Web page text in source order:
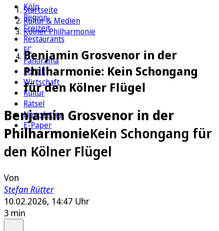
Köln
Region
Freizeit
Restaurants
FC
Panorama
Politik
Wirtschaft
Kultur
Rätsel
Newsletter
E-Paper
Startseite
Kultur & Medien
Kölner Philharmonie
Benjamin Grosvenor in der
Philharmonie: Kein Schongang
für den Kölner Flügel
Benjamin Grosvenor in der
PhilharmonieKein Schongang für
den Kölner Flügel
Von
Stefan Rütter
10.02.2026, 14:47 Uhr
3 min